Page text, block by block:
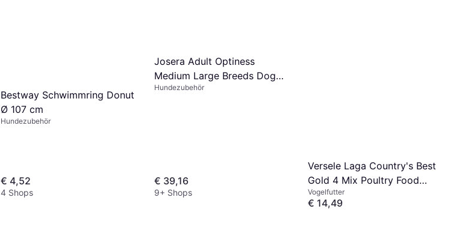
Bestway Schwimmring Donut
Ø 107 cm
Hundezubehör
€ 4,52
4 Shops
Josera Adult Optiness
Medium Large Breeds Dog
Food 12.5 Kg Gelb
Hundezubehör
€ 39,16
9+ Shops
Versele Laga Country's Best
Gold 4 Mix Poultry Food
20kg 20kg
Vogelfutter
€ 14,49